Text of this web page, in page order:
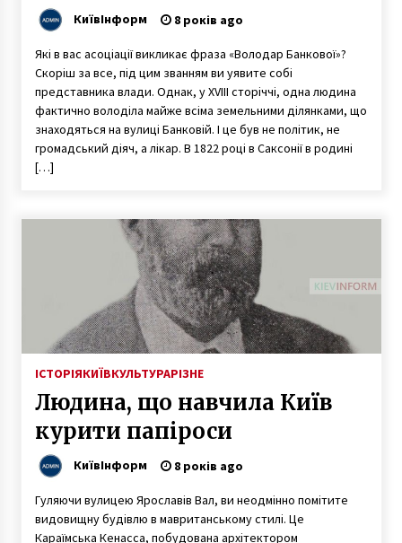
КиївІнформ 8 років ago
Які в вас асоціації викликає фраза «Володар Банкової»?
Скоріш за все, під цим званням ви уявите собі
представника влади. Однак, у XVIII сторіччі, одна людина
фактично володіла майже всіма земельними ділянками, що
знаходяться на вулиці Банковій. І це був не політик, не
громадський діяч, а лікар. В 1822 році в Саксонії в родині
[…]
ІСТОРІЯКИЇВКУЛЬТУРАРІЗНЕ
Людина, що навчила Київ
курити папіроси
КиївІнформ 8 років ago
Гуляючи вулицею Ярославів Вал, ви неодмінно помітите
видовищну будівлю в мавританському стилі. Це
Караїмська Кенасса, побудована архітектором